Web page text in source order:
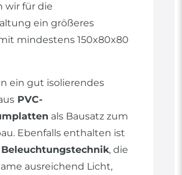
wir für die
ein größeres
mindestens 150x80x80
ein gut isolierendes
PVC-
als Bausatz zum
Ebenfalls enthalten ist
Beleuchtungstechnik, die
ausreichend Licht,